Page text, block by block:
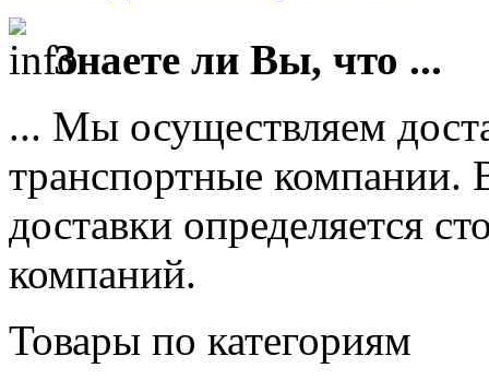
Знаете ли Вы, что ...
... Мы осуществляем
транспортные компании.
доставки определяется
компаний.
Товары по категориям